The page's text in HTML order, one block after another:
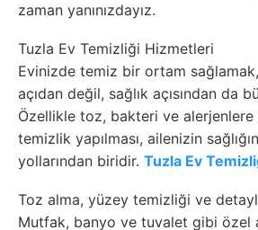
zaman yanınızdayız.
Tuzla Ev Temizliği Hizmetleri
Evinizde temiz bir ortam
açıdan değil, sağlık açısından da
Özellikle toz, bakteri ve alerjenlere
temizlik yapılması, ailenizin
yollarından biridir. Tuzla Ev
Toz alma, yüzey temizliği ve
Mutfak, banyo ve tuvalet gibi özel